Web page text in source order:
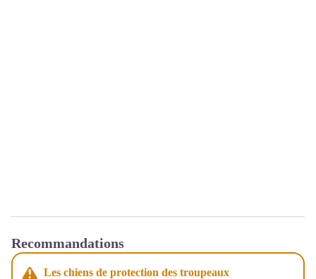
Recommandations
Les chiens de protection des troupeaux